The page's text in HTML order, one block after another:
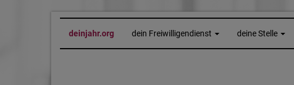
deinjahr.org dein Freiwilligendienst deine Stelle